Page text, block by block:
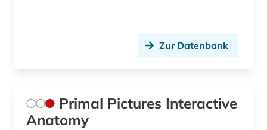
Zur Datenbank
Primal Pictures Interactive
Anatomy